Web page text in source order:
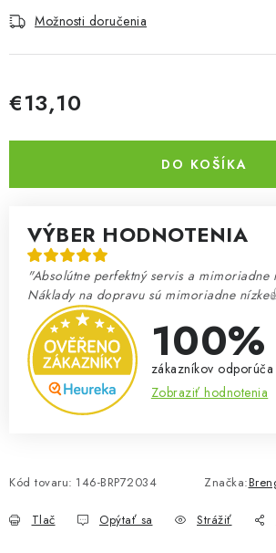
Prevodník modelárskych farieb
Možnosti doručenia
€13,10
DO KOŠÍKA
VÝBER HODNOTENIA
"Absolútne perfektný servis a mimoriadne
Náklady na dopravu sú mimoriadne
100%
zákazníkov odporúča
Zobraziť hodnotenia
Kód tovaru: 146-BRP72034 Značka:
Tlač Opýtať sa Strážiť